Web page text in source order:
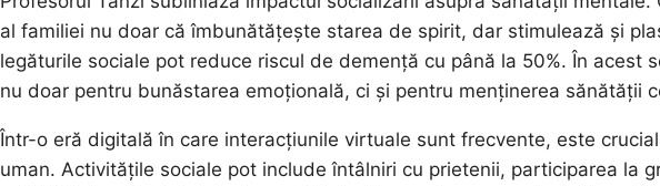
al familiei nu doar că îmbunătățește starea de spirit, dar stimulează și
legăturile sociale pot reduce riscul de demență cu până la 50%. În acest
nu doar pentru bunăstarea emoțională, ci și pentru menținerea sănătății
Într-o eră digitală în care interacțiunile virtuale sunt frecvente, este
uman. Activitățile sociale pot include întâlniri cu prietenii, participarea la